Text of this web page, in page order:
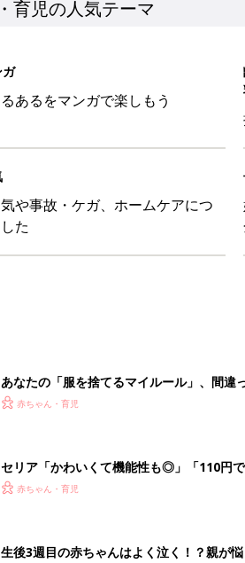
あなたの「服を捨てるマイルール」、間
スタイリストが喝！
赤ちゃん・育児
セリア「かわいくて機能性も◎」「110円
赤ちゃん・育児
生後3週目の赤ちゃんはよく泣く！？親が
< 1 2 3